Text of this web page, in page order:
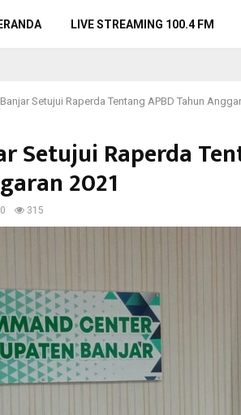
LIVE STREAMING 100.4 FM
Banjar Setujui Raperda Tentang APBD Tahun
Setujui Raperda
2021
0 315